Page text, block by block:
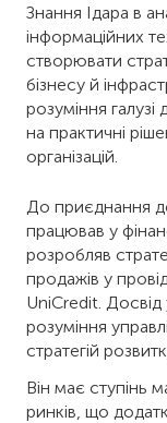
Знання Ідара в
інформаційних
створювати
бізнесу й
розуміння
на практичні
організацій.
До приєднання
працював у
розробляв
продажів у
UniCredit. Досвід
розуміння
стратегій
Він має ступінь
ринків, що